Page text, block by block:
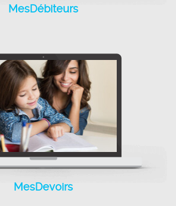
MesDébiteurs
MesDevoirs est un
logiciel conçu pour la
MesDevoirs